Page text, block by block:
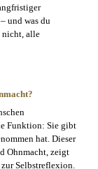
und was du
nicht, alle
Funktion: Sie gibt
hat. Dieser
Ohnmacht, zeigt
Selbstreflexion.